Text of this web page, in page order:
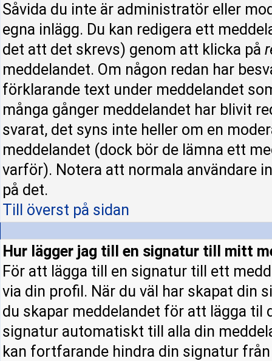
Såvida du inte är administratör eller
egna inlägg. Du kan redigera ett
det att det skrevs) genom att klicka på
meddelandet. Om någon redan har
förklarande text under meddelandet
många gånger meddelandet har blivit
svarat, det syns inte heller om en
meddelandet (dock bör de lämna ett
varför). Notera att normala användare
på det.
Till överst på sidan
Hur lägger jag till en signatur till mitt
För att lägga till en signatur till ett
via din profil. När du väl har skapat din
du skapar meddelandet för att lägga til
signatur automatiskt till alla din
kan fortfarande hindra din signatur